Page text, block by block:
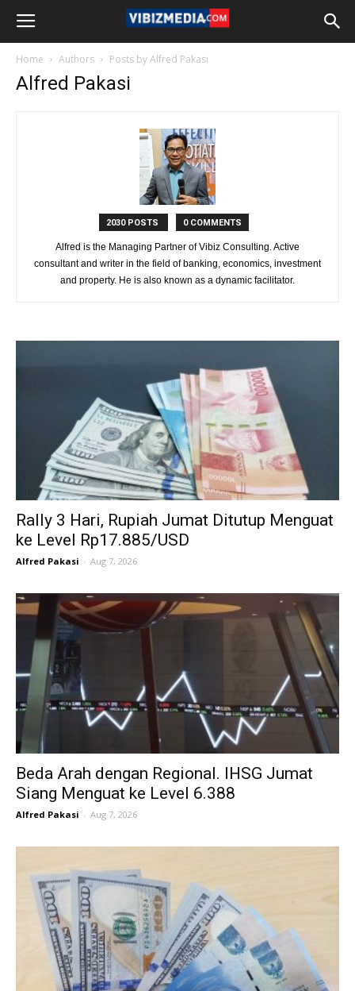
Home Authors Posts by Alfred Pakasi
Alfred Pakasi
2030 POSTS 0 COMMENTS
Alfred is the Managing Partner of Vibiz Consulting. Active
consultant and writer in the field of banking, economics, investment
and property. He is also known as a dynamic facilitator.
Rally 3 Hari, Rupiah Jumat Ditutup Menguat
ke Level Rp17.885/USD
Alfred Pakasi - Aug 7, 2026
Beda Arah dengan Regional. IHSG Jumat
Siang Menguat ke Level 6.388
Alfred Pakasi - Aug 7, 2026